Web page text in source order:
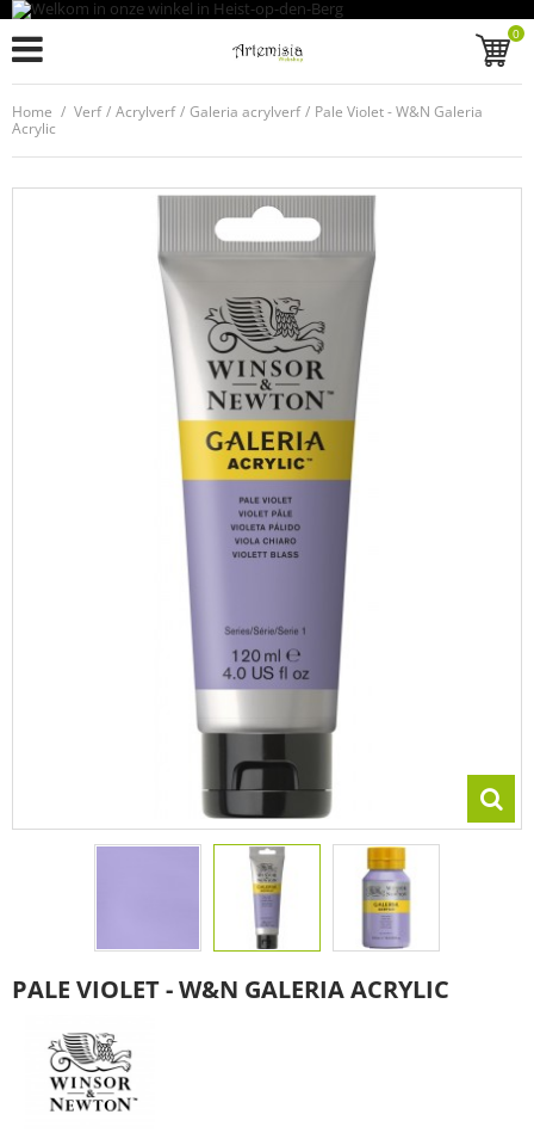
0
Home / Verf / Acrylverf / Galeria acrylverf / Pale Violet - W&N Galeria
Acrylic
PALE VIOLET - W&N GALERIA ACRYLIC